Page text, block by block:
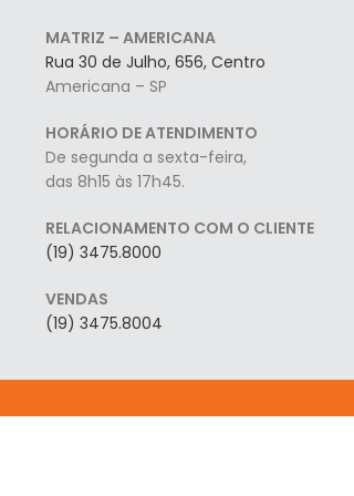
MATRIZ – AMERICANA
Rua 30 de Julho, 656, Centro
Americana – SP
HORÁRIO DE ATENDIMENTO
De segunda a sexta-feira,
das 8h15 às 17h45.
RELACIONAMENTO COM O CLIENTE
(19) 3475.8000
VENDAS
(19) 3475.8004